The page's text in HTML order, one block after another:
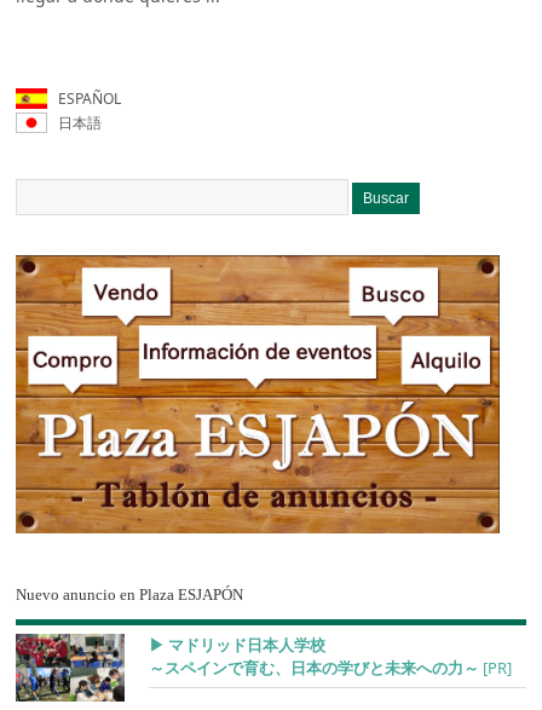
ESPAÑOL
日本語
Nuevo anuncio en Plaza ESJAPÓN
▶︎ マドリッド日本人学校
～スペインで育む、日本の学びと未来への力～ [PR]